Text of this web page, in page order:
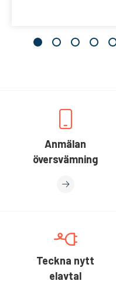
Anmälan
översvämning
Teckna nytt
elavtal